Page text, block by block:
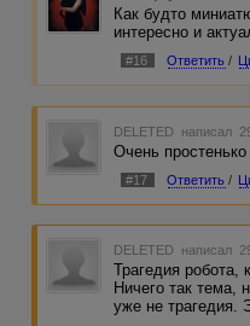
Как будто
интересно и
#16 Ответить /
DELETED написал
Очень
#17 Ответить /
DELETED написал
Трагедия робота,
Ничего так тема,
уже не трагедия.